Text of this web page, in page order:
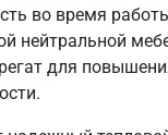
во время
нейтральной
для